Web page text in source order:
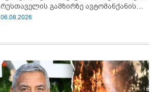
რუსთაველის გამზირზე ავტომანქანის
გადაბრუნება: “ჯივიპი” განცხადებას
06.08.2026